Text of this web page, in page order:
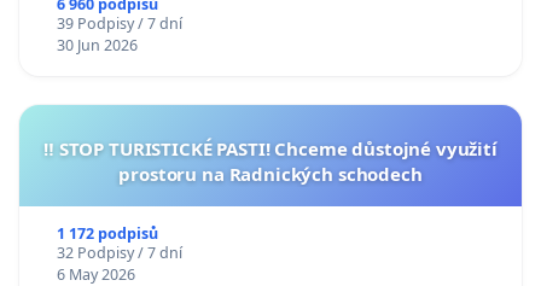
39 Podpisy / 7 dní
30 Jun 2026
‼️ STOP TURISTICKÉ PASTI! Chceme důstojné využití
prostoru na Radnických schodech
1 172 podpisů
32 Podpisy / 7 dní
6 May 2026